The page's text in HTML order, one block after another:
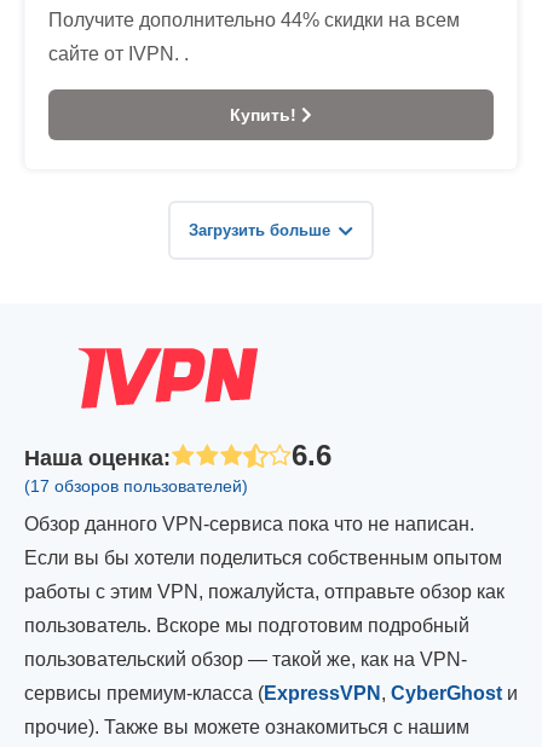
Получите дополнительно 44% скидки на всем
сайте от IVPN. .
Купить!
Загрузить больше
Наша оценка: 6.6
(17 обзоров пользователей)
Обзор данного VPN-сервиса пока что не написан.
Если вы бы хотели поделиться собственным опытом
работы с этим VPN, пожалуйста, отправьте обзор как
пользователь. Вскоре мы подготовим подробный
пользовательский обзор — такой же, как на VPN-
сервисы премиум-класса (ExpressVPN , CyberGhost и
прочие). Также вы можете ознакомиться с нашим